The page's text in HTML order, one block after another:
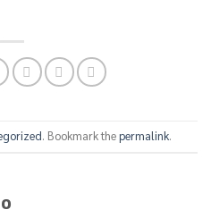
. Bookmark thepermalink.